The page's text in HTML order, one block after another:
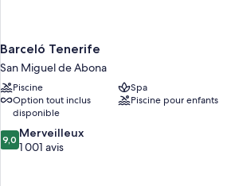
Barceló Tenerife
San Miguel de Abona
Piscine
Spa
Option tout inclus
disponible
Piscine pour enfants
9.0
sur
9,0 Merveilleux
1 001 avis